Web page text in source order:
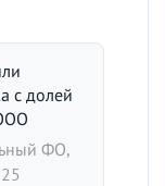
с долей
ФО,